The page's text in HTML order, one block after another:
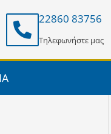
22860 83756
Τηλεφωνήστε μας